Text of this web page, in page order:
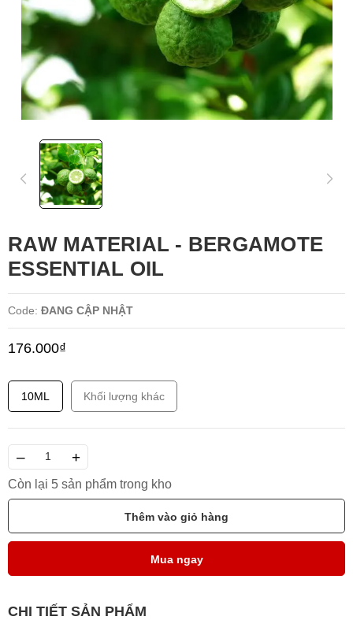
RAW MATERIAL - BERGAMOTE
ESSENTIAL OIL
Code: ĐANG CẬP NHẬT
176.000₫
10ML Khối lượng khác
– +
Còn lại 5 sản phẩm trong kho
Thêm vào giỏ hàng
Mua ngay
CHI TIẾT SẢN PHẨM